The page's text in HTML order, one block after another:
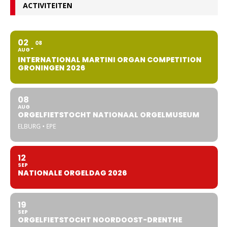
ACTIVITEITEN
02
AUG
08
INTERNATIONAL MARTINI ORGAN COMPETITION
GRONINGEN 2026
08
AUG
ORGELFIETSTOCHT NATIONAAL ORGELMUSEUM
ELBURG • EPE
12
SEP
NATIONALE ORGELDAG 2026
19
SEP
ORGELFIETSTOCHT NOORDOOST-DRENTHE